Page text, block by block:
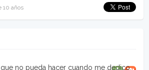
10 años
que no pueda hacer cuando me dedico.